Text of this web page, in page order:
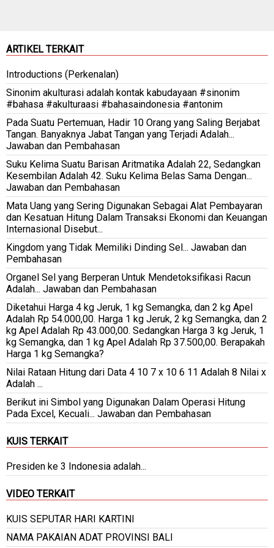
ARTIKEL TERKAIT
Introductions (Perkenalan)
Sinonim akulturasi adalah kontak kabudayaan #sinonim
#bahasa #akulturaasi #bahasaindonesia #antonim
Pada Suatu Pertemuan, Hadir 10 Orang yang Saling Berjabat
Tangan. Banyaknya Jabat Tangan yang Terjadi Adalah...
Jawaban dan Pembahasan
Suku Kelima Suatu Barisan Aritmatika Adalah 22, Sedangkan
Kesembilan Adalah 42. Suku Kelima Belas Sama Dengan...
Jawaban dan Pembahasan
Mata Uang yang Sering Digunakan Sebagai Alat Pembayaran
dan Kesatuan Hitung Dalam Transaksi Ekonomi dan Keuangan
Internasional Disebut...
Kingdom yang Tidak Memiliki Dinding Sel... Jawaban dan
Pembahasan
Organel Sel yang Berperan Untuk Mendetoksifikasi Racun
Adalah... Jawaban dan Pembahasan
Diketahui Harga 4 kg Jeruk, 1 kg Semangka, dan 2 kg Apel
Adalah Rp 54.000,00. Harga 1 kg Jeruk, 2 kg Semangka, dan 2
kg Apel Adalah Rp 43.000,00. Sedangkan Harga 3 kg Jeruk, 1
kg Semangka, dan 1 kg Apel Adalah Rp 37.500,00. Berapakah
Harga 1 kg Semangka?
Nilai Rataan Hitung dari Data 4 10 7 x 10 6 11 Adalah 8 Nilai x
Adalah ...
Berikut ini Simbol yang Digunakan Dalam Operasi Hitung
Pada Excel, Kecuali... Jawaban dan Pembahasan
KUIS TERKAIT
Presiden ke 3 Indonesia adalah...
VIDEO TERKAIT
KUIS SEPUTAR HARI KARTINI
NAMA PAKAIAN ADAT PROVINSI BALI